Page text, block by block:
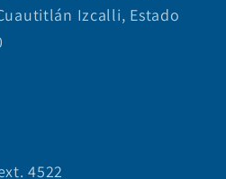
Izcalli, Estado
4522